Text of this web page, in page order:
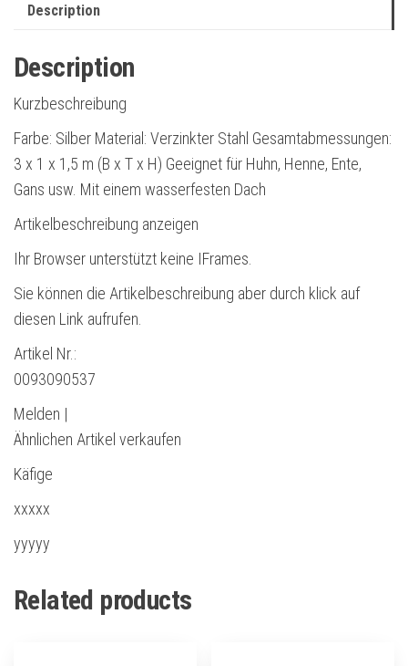
Description
Description
Kurzbeschreibung
Farbe: Silber Material: Verzinkter Stahl Gesamtabmessungen:
3 x 1 x 1,5 m (B x T x H) Geeignet für Huhn, Henne, Ente,
Gans usw. Mit einem wasserfesten Dach
Artikelbeschreibung anzeigen
Ihr Browser unterstützt keine IFrames.
Sie können die Artikelbeschreibung aber durch klick auf
diesen Link aufrufen.
Artikel Nr.:
0093090537
Melden |
Ähnlichen Artikel verkaufen
Käfige
xxxxx
yyyyy
Related products